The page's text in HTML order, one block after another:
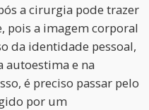
a cirurgia pode trazer
pois a imagem corporal
da identidade pessoal,
autoestima e na
é preciso passar pelo
por um